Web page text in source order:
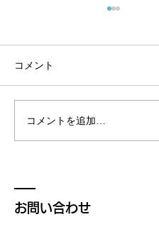
試作：CNT入りレジ
用アウトプット
コメント
コメントを追加…
お問い合わせ